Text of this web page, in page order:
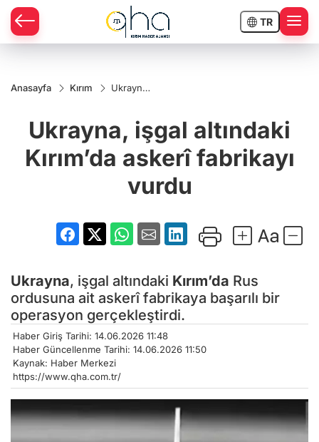
TR
Anasayfa Kırım
Ukrayna,
Kırım’da
askerî
fabrikayı
vurdu
Ukrayna, işgal altındaki
Kırım’da askerî fabrikayı
vurdu
Ukrayna, işgal altındaki Kırım’da Rus
ordusuna ait askerî fabrikaya başarılı bir
operasyon gerçekleştirdi.
Haber Giriş Tarihi: 14.06.2026 11:48
Haber Güncellenme Tarihi: 14.06.2026 11:50
Kaynak: Haber Merkezi
https://www.qha.com.tr/